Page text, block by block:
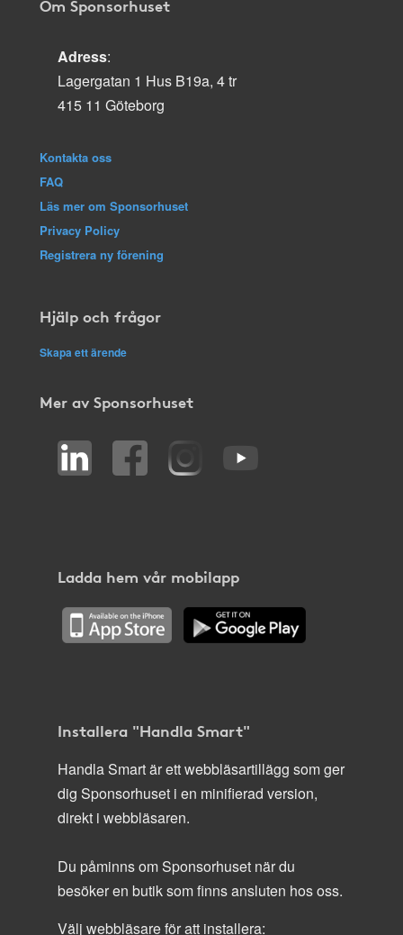
Om Sponsorhuset
Adress:
Lagergatan 1 Hus B19a, 4 tr
415 11 Göteborg
Kontakta oss
FAQ
Läs mer om Sponsorhuset
Privacy Policy
Registrera ny förening
Hjälp och frågor
Skapa ett ärende
Mer av Sponsorhuset
Ladda hem vår mobilapp
Installera "Handla Smart"
Handla Smart är ett webbläsartillägg som ger
dig Sponsorhuset i en minifierad version,
direkt i webbläsaren.
Du påminns om Sponsorhuset när du
besöker en butik som finns ansluten hos oss.
Välj webbläsare för att installera: